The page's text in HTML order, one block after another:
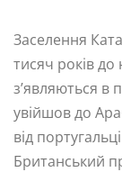
Заселення
тисяч років
з’являються в
увійшов до
від
Британський